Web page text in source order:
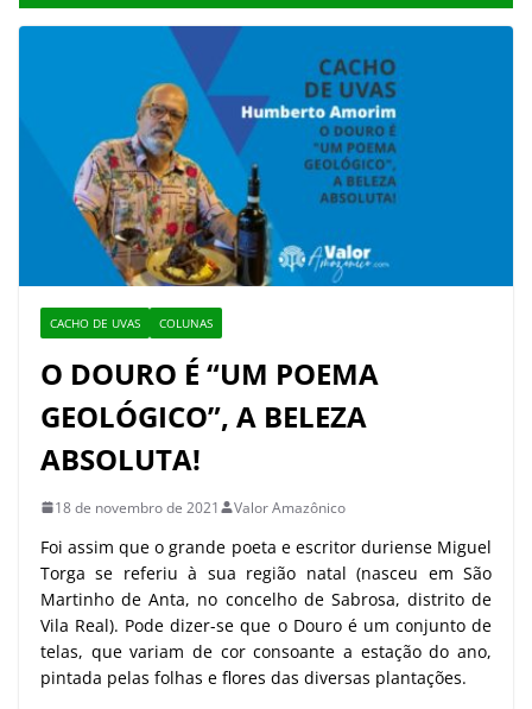
CACHO DE UVAS COLUNAS
O DOURO É “UM POEMA
GEOLÓGICO”, A BELEZA
ABSOLUTA!
18 de novembro de 2021 Valor Amazônico
Foi assim que o grande poeta e escritor duriense Miguel
Torga se referiu à sua região natal (nasceu em São
Martinho de Anta, no concelho de Sabrosa, distrito de
Vila Real). Pode dizer-se que o Douro é um conjunto de
telas, que variam de cor consoante a estação do ano,
pintada pelas folhas e flores das diversas plantações.